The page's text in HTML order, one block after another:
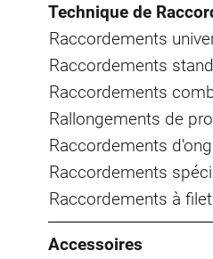
Technique de
Raccordements
Raccordements
Raccordements
Rallongements de
Raccordements
Raccordements
Raccordements à filet
Accessoires